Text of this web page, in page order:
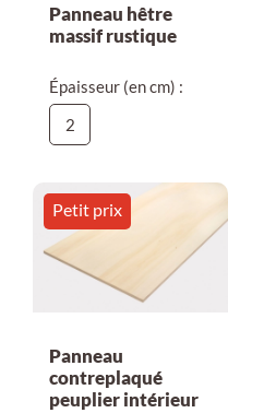
Panneau hêtre
massif rustique
Épaisseur (en cm) :
2
Petit prix
Panneau
contreplaqué
peuplier intérieur